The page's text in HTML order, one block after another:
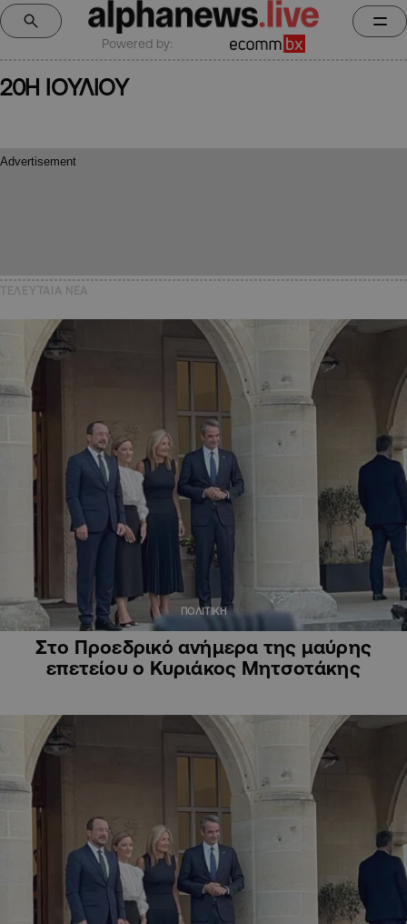
Powered by:
20Η ΙΟΥΛΙΟΥ
ΠΟΛΙΤΙΚΗ
Στο Προεδρικό ανήμερα της μαύρης
επετείου ο Κυριάκος Μητσοτάκης